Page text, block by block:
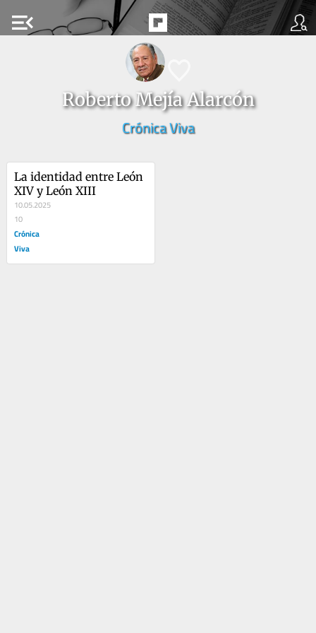
menu_open
Roberto Mejía Alarcón
Crónica Viva
La identidad entre León
XIV y León XIII
10.05.2025
10
Crónica
Viva